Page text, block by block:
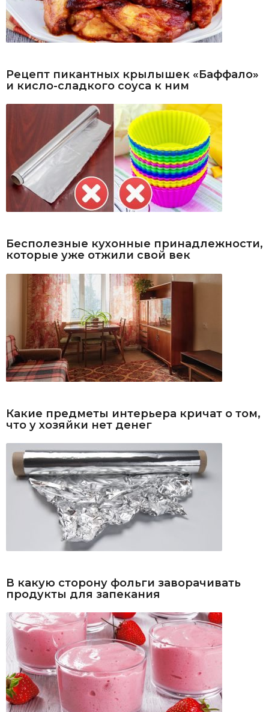
Рецепт пикантных крылышек «Баффало»
и кисло-сладкого соуса к ним
Бесполезные кухонные принадлежности,
которые уже отжили свой век
Какие предметы интерьера кричат о том,
что у хозяйки нет денег
В какую сторону фольги заворачивать
продукты для запекания